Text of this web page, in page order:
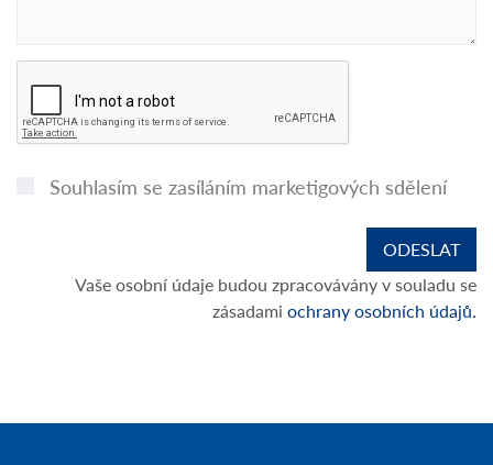
Souhlasím se zasíláním marketigových sdělení
Vaše osobní údaje budou zpracovávány v souladu se
zásadami ochrany osobních údajů.